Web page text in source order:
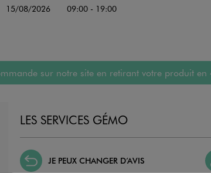
15/08/2026 09:00 - 19:00
sur notre site en retirant votre produit
LES SERVICES GÉMO
JE PEUX CHANGER D’AVIS